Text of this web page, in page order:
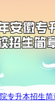
专升本招生简